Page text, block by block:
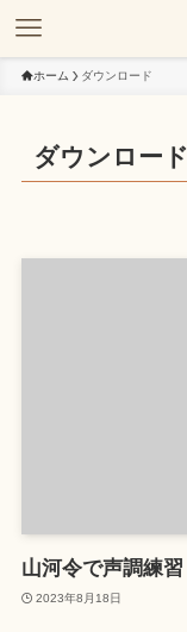
ホーム ダウンロード
ダウンロード
山河令で声調練習
2023年8月18日